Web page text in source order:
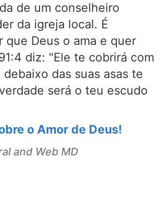
de um conselheiro
da igreja local. É
que Deus o ama e quer
diz: "Ele te cobrirá com
das suas asas te
será o teu escudo
o Amor de Deus!
and Web MD